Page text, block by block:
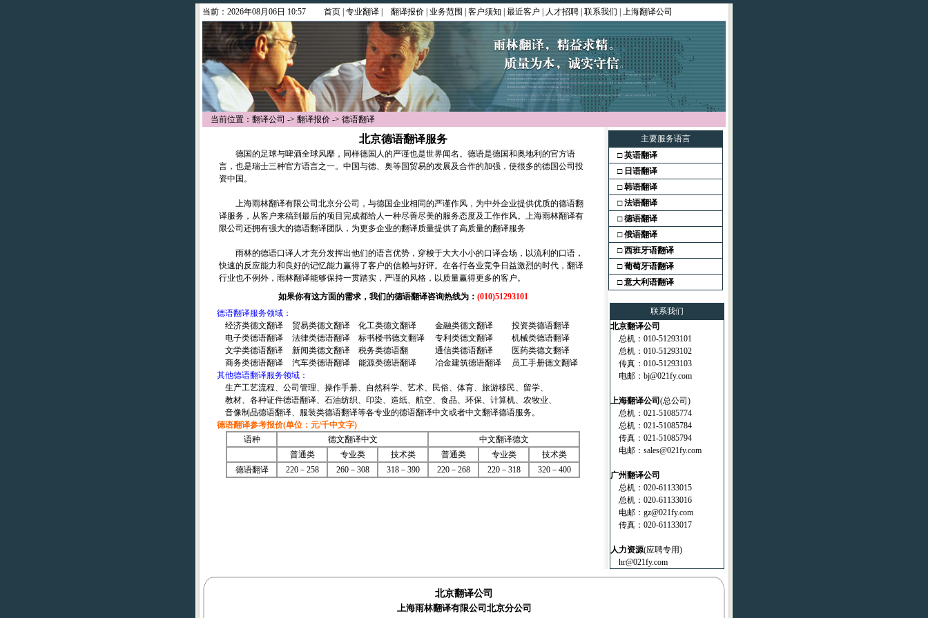
当前：2026年08月06日 10:57 首页 专业翻译 翻译报价 业务范围 客户须知 最近客户 人才招聘 联系我们 上海翻译公司
当前位置： 翻译公司 -> 翻译报价 -> 德语翻译
北京德语翻译服务
德国的足球与啤酒全球风靡，同样德国人的严谨也是世界闻名。德语是德国和奥地利的官方语
言，也是瑞士三种官方语言之一。中国与德、奥等国贸易的发展及合作的加强，使很多的德国公司投
资中国。
上海雨林翻译有限公司北京分公司，与德国企业相同的严谨作风，为中外企业提供优质的德语翻
译服务，从客户来稿到最后的项目完成都给人一种尽善尽美的服务态度及工作作风。上海雨林翻译有
限公司还拥有强大的德语翻译团队，为更多企业的翻译质量提供了高质量的翻译服务
雨林的德语口译人才充分发挥出他们的语言优势，穿梭于大大小小的口译会场，以流利的口语，
快速的反应能力和良好的记忆能力赢得了客户的信赖与好评。在各行各业竞争日益激烈的时代，翻译
行业也不例外，雨林翻译能够保持一贯踏实，严谨的风格，以质量赢得更多的客户。
如果你有这方面的需求，我们的德语翻译咨询热线为： (010)51293101
德语翻译服务领域：
经济类德文翻译
贸易类德文翻译 化工类德文翻译 金融类德文翻译 投资类德语翻译
电子类德语翻译
法律类德语翻译 标书楼书德文翻译 专利类德文翻译 机械类德语翻译
文学类德语翻译
新闻类德文翻译 税务类德语翻 通信类德语翻译 医药类德文翻译
商务类德语翻译
汽车类德语翻译 能源类德语翻译 冶金建筑德语翻译 员工手册德文翻译
其他德语翻译服务领域：
生产工艺流程、公司管理、操作手册、自然科学、艺术、民俗、体育、旅游移民、留学、
教材、各种证件德语翻译、石油纺织、印染、造纸、航空、食品、环保、计算机、农牧业、
音像制品德语翻译、服装类德语翻译等各专业的德语翻译中文或者中文翻译德语服务。
德语翻译参考报价(单位：元/千中文字)
语种
德文翻译中文
中文翻译德文
普通类
专业类 技术类 普通类 专业类
技术类
德语翻译
220－258 260－308 318－390 220－268 220－318 320－400
主要服务语言
□英语翻译
□ 日语翻译
□韩语翻译
□法语翻译
□德语翻译
□俄语翻译
□西班牙语翻译
□葡萄牙语翻译
□意大利语翻译
联系我们
北京翻译公司
总机：010-51293101
总机：010-51293102
传真：010-51293103
电邮：bj@021fy.com
上海翻译公司 (总公司)
总机：021-51085774
总机：021-51085784
传真：021-51085794
电邮：sales@021fy.com
广州翻译公司
总机：020-61133015
总机：020-61133016
电邮：gz@021fy.com
传真：020-61133017
人力资源(应聘专用)
hr@021fy.com
北京翻译公司
上海雨林翻译有限公司北京分公司